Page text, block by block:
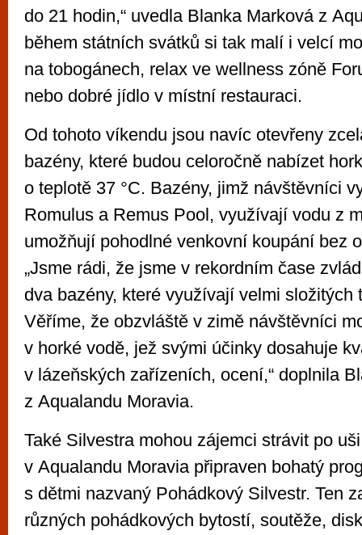
do 21 hodin,“ uvedla Blanka Marková z
během státních svátků si tak malí i velcí
na tobogánech, relax ve wellness zóně
nebo dobré jídlo v místní restauraci.
Od tohoto víkendu jsou navíc otevřeny
bazény, které budou celoročně nabízet
o teplotě 37 °C. Bazény, jimž návštěvníci
Romulus a Remus Pool, využívají vodu z
umožňují pohodlné venkovní koupání bez
„Jsme rádi, že jsme v rekordním čase
dva bazény, které využívají velmi složitých
Věříme, že obzvláště v zimě návštěvníci
v horké vodě, jež svými účinky dosahuje
v lázeňských zařízeních, ocení,“ doplnila
z Aqualandu Moravia.
Také Silvestra mohou zájemci strávit po
v Aqualandu Moravia připraven bohatý
s dětmi nazvaný Pohádkový Silvestr. Ten
různých pohádkových bytostí, soutěže,